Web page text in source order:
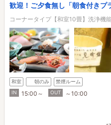
歓迎！ご夕食無し「朝食付きプ
コーナータイプ【和室10畳】洗浄機
和室 朝のみ
禁煙ルーム
IN
15:00～ OUT ～10:00